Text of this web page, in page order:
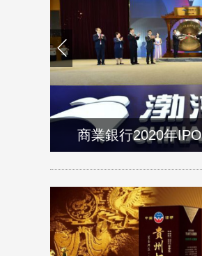
商業銀行2020年
中芯國際A股開盤漲
創闆..